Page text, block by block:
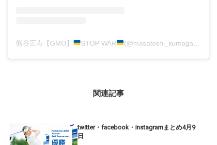
熊谷正寿【GMO】 STOP WAR (@masatoshi_kumagai)がシェアした投稿
関連記事
twitter・facebook・instagramまとめ4月9
日